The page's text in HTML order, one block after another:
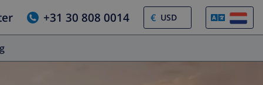
+31 30 808 0014 €